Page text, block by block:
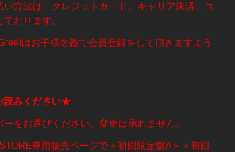
方法は、クレジットカード、キャリア決済、
コ
おります。
はお子様名義で会員登録をして頂きますよう
読みください★
をお選びください。変更は承れません。
専用販売ページで＜初回限定盤A＞＜初回